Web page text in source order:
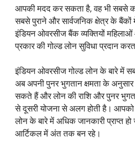
आपकी मदद कर सकता है, वह भी सबसे
सबसे पुराने और सार्वजनिक क्षेत्र के
इंडियन ओवरसीज बैंक व्यक्तियों
प्रकार की गोल्ड लोन सुविधा प्रदान
इंडियन ओवरसीज गोल्ड लोन के बारे में
अब अपनी पुनर भुगतान क्षमता के
सकते हैं और लोन की राशि और पुनर
से दूसरी योजना से अलग होती है।
लोन के बारे में अधिक जानकारी प्राप्त
आर्टिकल में अंत तक बन रहे।